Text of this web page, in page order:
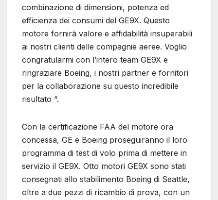
combinazione di dimensioni, potenza ed
efficienza dei consumi del GE9X. Questo
motore fornirà valore e affidabilità insuperabili
ai nostri clienti delle compagnie aeree. Voglio
congratularmi con l’intero team GE9X e
ringraziare Boeing, i nostri partner e fornitori
per la collaborazione su questo incredibile
risultato “.
Con la certificazione FAA del motore ora
concessa, GE e Boeing proseguiranno il loro
programma di test di volo prima di mettere in
servizio il GE9X. Otto motori GE9X sono stati
consegnati allo stabilimento Boeing di Seattle,
oltre a due pezzi di ricambio di prova, con un